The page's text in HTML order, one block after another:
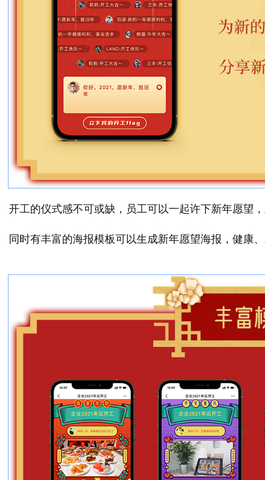
开工的仪式感不可或缺，员工可以一起许下新年愿望
同时有丰富的海报模板可以生成新年愿望海报，健康